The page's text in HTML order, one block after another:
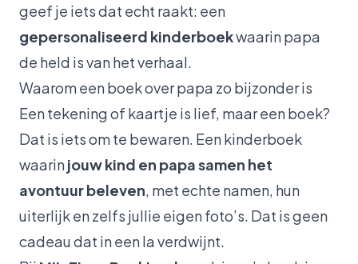
geef je iets dat echt raakt: een
gepersonaliseerd kinderboekwaarin papa
de held is van het verhaal.
Waarom een boek over papa zo bijzonder is
Een tekening of kaartje is lief, maar een boek?
Dat is iets om te bewaren. Een kinderboek
waarinjouw kind en papa samen het
avontuur beleven, met echte namen, hun
uiterlijk en zelfs jullie eigen foto’s. Dat is geen
cadeau dat in een la verdwijnt.